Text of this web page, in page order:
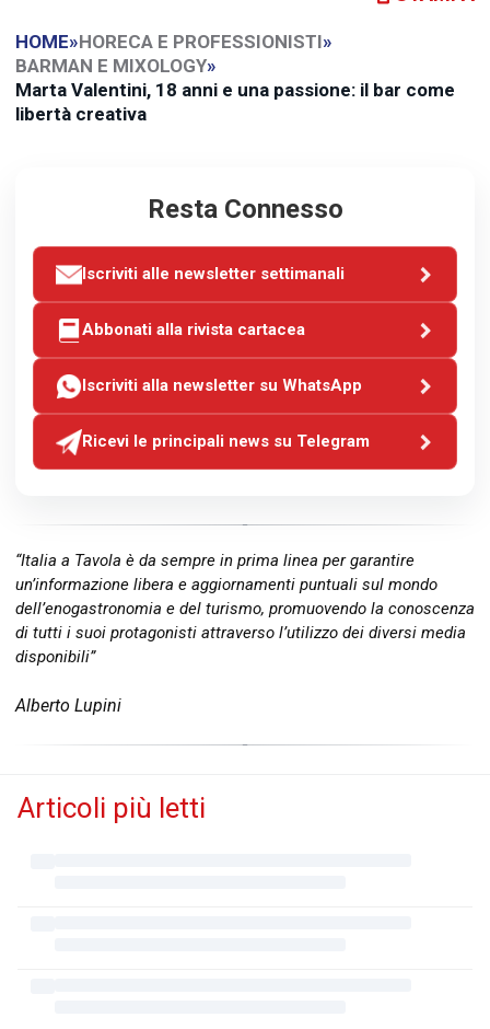
HOME»HORECA E PROFESSIONISTI»
BARMAN E MIXOLOGY»
Marta Valentini, 18 anni e una passione: il bar come
libertà creativa
Resta Connesso
Iscriviti alle newsletter settimanali
Abbonati alla rivista cartacea
Iscriviti alla newsletter su WhatsApp
Ricevi le principali news su Telegram
“Italia a Tavola è da sempre in prima linea per garantire
un’informazione libera e aggiornamenti puntuali sul mondo
dell’enogastronomia e del turismo, promuovendo la conoscenza
di tutti i suoi protagonisti attraverso l’utilizzo dei diversi media
disponibili”
Alberto Lupini
Articoli più letti